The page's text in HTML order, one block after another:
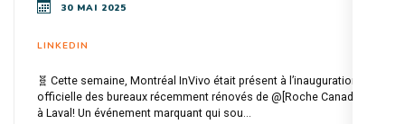
30 MAI 2025
LINKEDIN
🧬 Cette semaine, Montréal InVivo était présent à l’inauguration
officielle des bureaux récemment rénovés de @[Roche Canada]
à Laval! Un événement marquant qui sou...